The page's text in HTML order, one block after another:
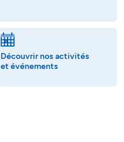
Découvrir nos activités
et événements